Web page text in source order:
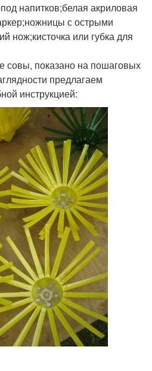
напитков;белая акриловая
с острыми
нож;кисточка или губка для
совы, показано на пошаговых
предлагаем
инструкцией: